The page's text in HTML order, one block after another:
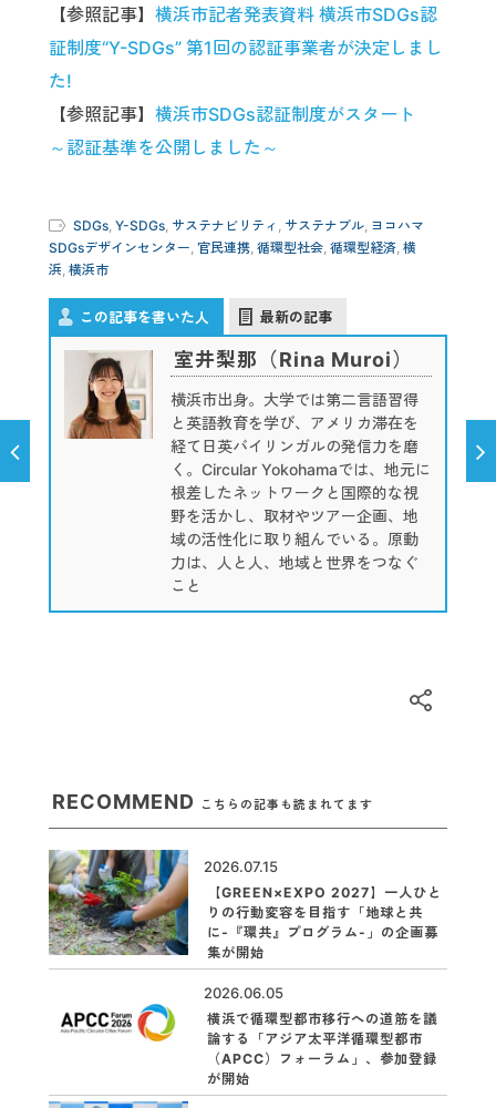
【参照記事】 横浜市記者発表資料 横浜市SDGs認
証制度“Y-SDGs” 第1回の認証事業者が決定しまし
た!
【参照記事】 横浜市SDGs認証制度がスタート
～認証基準を公開しました～
SDGs Y-SDGs サステナビリティ サステナブル ヨコハマ
SDGsデザインセンター 官民連携 循環型社会 循環型経済 横
浜 横浜市
この記事を書いた人 最新の記事
室井梨那（Rina Muroi）
横浜市出身。大学では第二言語習得
と英語教育を学び、アメリカ滞在を
経て日英バイリンガルの発信力を磨
く。Circular Yokohamaでは、地元に
根差したネットワークと国際的な視
野を活かし、取材やツアー企画、地
域の活性化に取り組んでいる。原動
力は、人と人、地域と世界をつなぐ
こと
RECOMMEND こちらの記事も読まれてます
2026.07.15
【GREEN×EXPO 2027】一人ひと
りの行動変容を目指す「地球と共
に-『環共』プログラム-」の企画募
集が開始
2026.06.05
横浜で循環型都市移行への道筋を議
論する「アジア太平洋循環型都市
（APCC）フォーラム」、参加登録
が開始